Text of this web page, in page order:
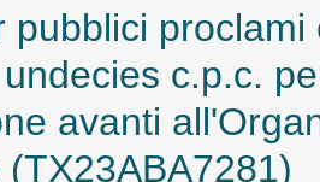
pubblici
c.p.c.
avanti